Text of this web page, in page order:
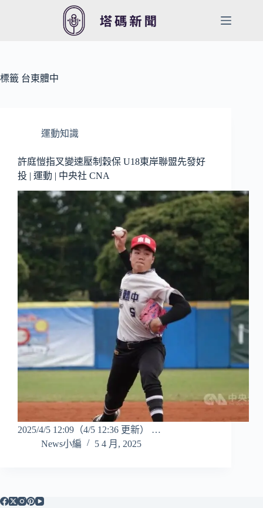
容
標籤 台東體中
運動知識
許庭愷指叉變速壓制穀保 U18東岸聯盟先發好
投 | 運動 | 中央社 CNA
2025/4/5 12:09（4/5 12:36 更新） …
News小編
5 4 月, 2025